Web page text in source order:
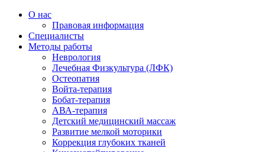
О нас
Правовая информация
Специалисты
Методы работы
Неврология
Лечебная Физкультура (ЛФК)
Остеопатия
Войта-терапия
Бобат-терапия
АВА-терапия
Детский медицинский массаж
Развитие мелкой моторики
Коррекция глубоких тканей